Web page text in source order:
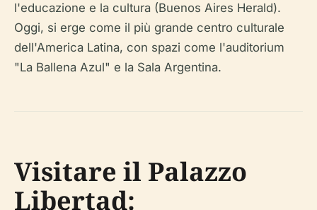
l'educazione e la cultura (Buenos Aires Herald).
Oggi, si erge come il più grande centro culturale
dell'America Latina, con spazi come l'auditorium
"La Ballena Azul" e la Sala Argentina.
Visitare il Palazzo
Libertad: